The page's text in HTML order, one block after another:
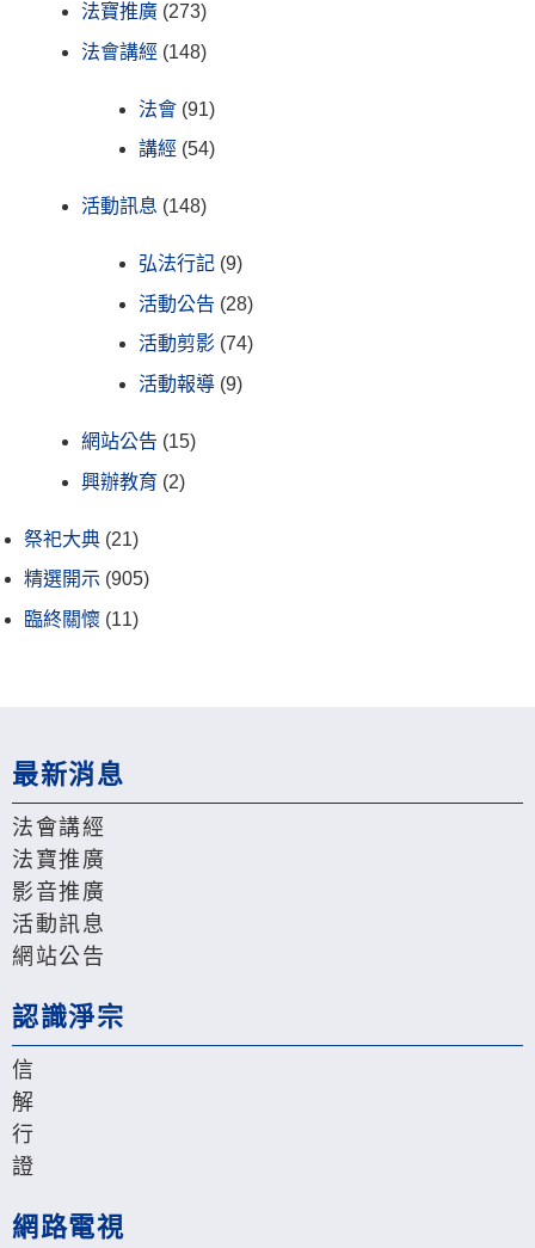
法寶推廣 (273)
法會講經 (148)
法會 (91)
講經 (54)
活動訊息 (148)
弘法行記 (9)
活動公告 (28)
活動剪影 (74)
活動報導 (9)
網站公告 (15)
興辦教育 (2)
祭祀大典 (21)
精選開示 (905)
臨終關懷 (11)
最新消息
法會講經
法寶推廣
影音推廣
活動訊息
網站公告
認識淨宗
信
解
行
證
網路電視